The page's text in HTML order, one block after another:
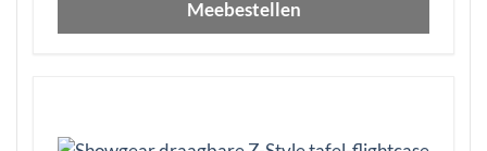
Meebestellen